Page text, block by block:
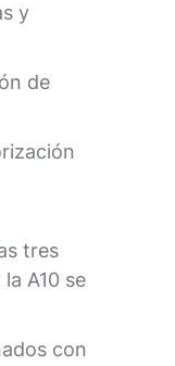
y
de
tres
A10 se
con